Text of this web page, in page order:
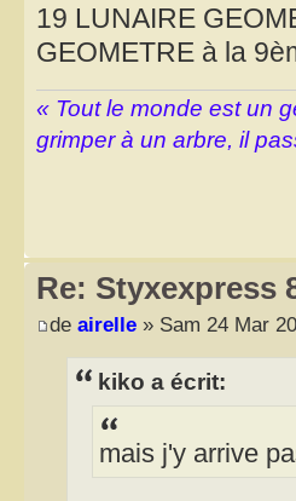
19 LUNAIRE
GEOMETRE à la
« Tout le monde est un
grimper à un arbre, il
Re: Styxexpress
de airelle » Sam 24 Mar
kiko a écrit:
mais j'y arrive